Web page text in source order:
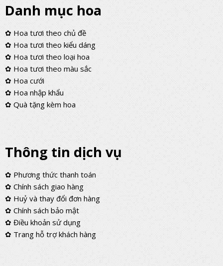
Danh mục hoa
✿ Hoa tươi theo chủ đề
✿ Hoa tươi theo kiểu dáng
✿ Hoa tươi theo loại hoa
✿ Hoa tươi theo màu sắc
✿ Hoa cưới
✿ Hoa nhập khẩu
✿ Quà tặng kèm hoa
Thông tin dịch vụ
✿ Phương thức thanh toán
✿ Chính sách giao hàng
✿ Huỷ và thay đổi đơn hàng
✿ Chính sách bảo mật
✿ Điều khoản sử dụng
✿ Trang hỗ trợ khách hàng